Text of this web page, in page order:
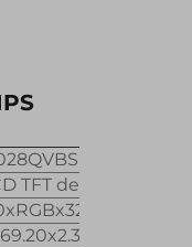
35
TFT de 2.8 Inch